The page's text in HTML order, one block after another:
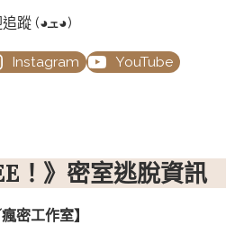
如果喜歡我的文章歡迎追蹤 (◕ܫ◕)
Instagram YouTube
！》密室逃脫資訊
密工作室】